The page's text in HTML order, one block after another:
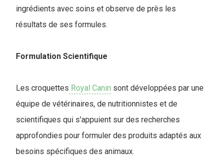
ingrédients avec soins et observe de près les
résultats de ses formules.
Formulation Scientifique
Les croquettes Royal Canin sont développées par une
équipe de vétérinaires, de nutritionnistes et de
scientifiques qui s'appuient sur des recherches
approfondies pour formuler des produits adaptés aux
besoins spécifiques des animaux.